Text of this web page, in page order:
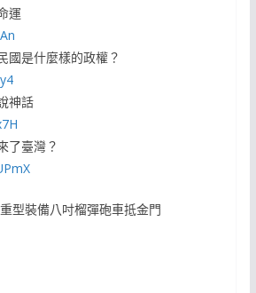
運
國是什麼樣的政權？
神話
了臺灣？
型裝備八吋榴彈砲車抵金門